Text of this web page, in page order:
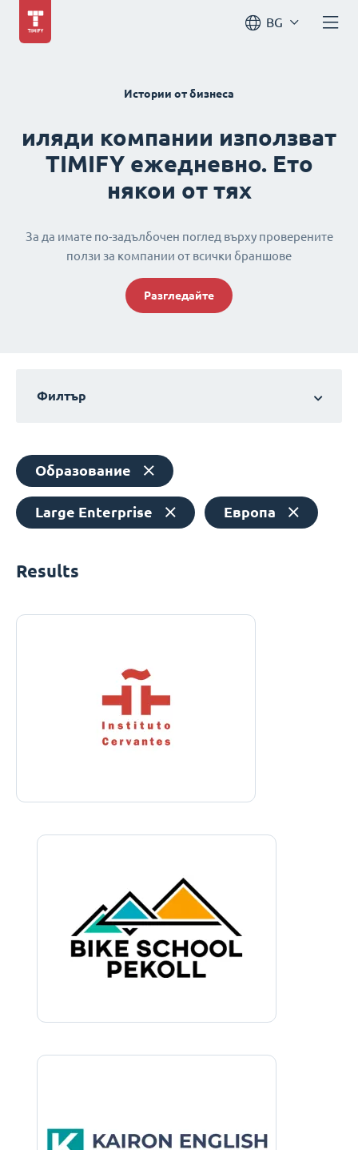
BG
Истории от бизнеса
иляди компании използват
TIMIFY ежедневно. Ето
някои от тях
За да имате по-задълбочен поглед върху проверените
ползи за компании от всички браншове
Разгледайте
Филтър
Образование
Large Enterprise Европа
Results